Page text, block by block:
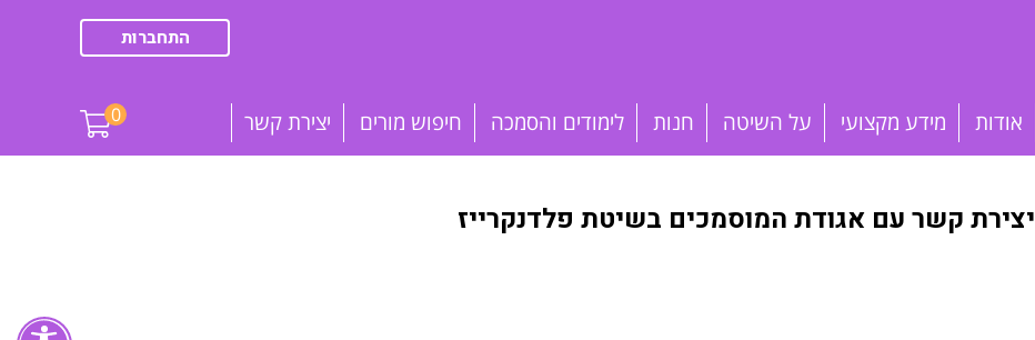
התחברות
אודות מידע מקצועי על השיטה חנות לימודים והסמכה חיפוש מורים יצירת קשר 0
יצירת קשר עם אגודת המוסמכים בשיטת פלדנקרייז